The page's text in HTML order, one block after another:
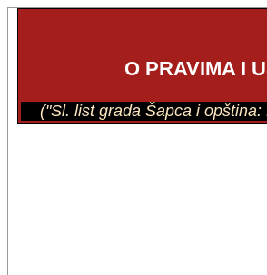
O PRAVIMA I
("Sl. list grada Šapca i